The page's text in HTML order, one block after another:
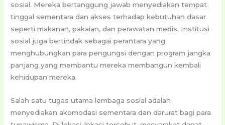
sosial. Mereka bertanggung jawab menyediakan tempat
tinggal sementara dan akses terhadap kebutuhan dasar
seperti makanan, pakaian, dan perawatan medis. Institusi
sosial juga bertindak sebagai perantara yang
menghubungkan para pengungsi dengan program jangka
panjang yang membantu mereka membangun kembali
kehidupan mereka.
Salah satu tugas utama lembaga sosial adalah
menyediakan akomodasi sementara dan darurat bagi para